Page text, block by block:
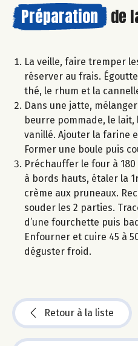
Préparation de
La veille, faire tremper
réserver au frais.
thé, le rhum et la
Dans une jatte,
beurre pommade, le lait,
vanillé. Ajouter la farine
Former une boule puis
Préchauffer le four à
à bords hauts, étaler la
crème aux pruneaux.
souder les 2 parties.
d’une fourchette puis
Enfourner et cuire 45 à
déguster froid.
Retour à la liste